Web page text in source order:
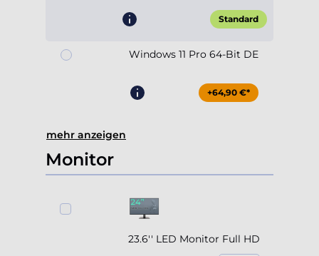
Standard
Windows 11 Pro 64-Bit DE
+64,90 €*
mehr anzeigen
Monitor
23.6'' LED Monitor Full HD